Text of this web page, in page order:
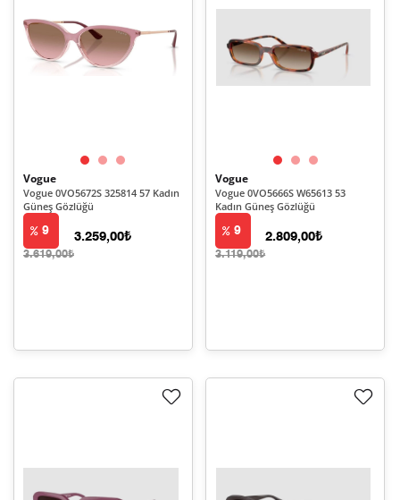
Vogue
Vogue 0VO5672S 325814 57 Kadın
Güneş Gözlüğü
9
3.619,00₺
3.259,00₺
Vogue
Vogue 0VO5666S W65613 53
Kadın Güneş Gözlüğü
9
3.119,00₺
2.809,00₺